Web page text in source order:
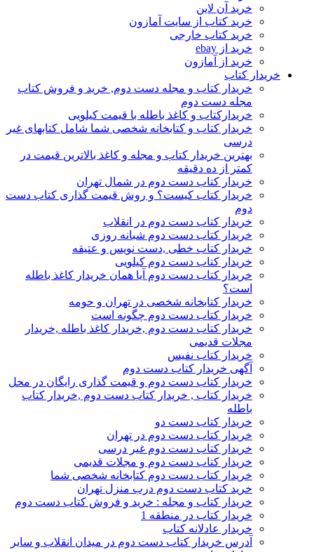
خرید آن لاین
خرید کتاب از سایت آمازون
خرید کتاب خارجی
خرید از ebay
خرید از آمازون
خریدار کتاب
خریدار کتاب و مجله دست دوم, خرید و فروش کتاب
مجله دست دوم
خریدارکتاب و کاغذ باطله با قیمت کیلویی
خریدار کتاب و کتابخانه شخصی شما شامل کتابهای غیر
درسی
بهترین خریدار کتاب و مجله و کاغذ بالاترین قیمت در
کمتر از ده دقیقه
خریدار کتاب دست دوم در شمال تهران
خریدار کتاب کیست؟ و روش قیمت گذاری کتاب دست
دوم
خریدار کتاب دست دوم در انقلاب
خریدار کتاب دست دوم شبانه روزی
خریدار کتاب خطی ,دست نویس و عتیقه
خریدار کتاب دست دوم کیلویی
خریدار کتاب دست دوم آیا همان خریدار کاغذ باطله
است؟
خریدار کتابخانه شخصی در تهران و حومه
خریدار کتاب دست دوم چگونه است
خریدار کتاب دست دوم ,خریدار کاغذ باطله ,خریدار
مجلات قدیمی
خریدار کتاب نفیس
آگهی خریدار کتاب دست دوم
خریدار کتاب دست دوم و قیمت گذاری رایگان در محل
خریدار کتاب , خریدار کتاب دست دوم ,خریدار کتاب
باطله
خریدار کتاب دست دو
خریدار کتاب دست دوم در تهران
خریدار کتاب دست دوم غیر درسی
خریدار کتاب دست دوم و مجلات قدیمی
خریدار کتاب دست دوم کتابخانه شخصی شما
خرید کتاب دست دوم درب منزل تهران
خریدار کتاب و مجله : خرید و فروش کتاب دست دوم
خریدار کتاب در منطقه 1
خریدار عادلانه کتاب
آدرس خریدار کتاب دست دوم در میدان انقلاب و سایر